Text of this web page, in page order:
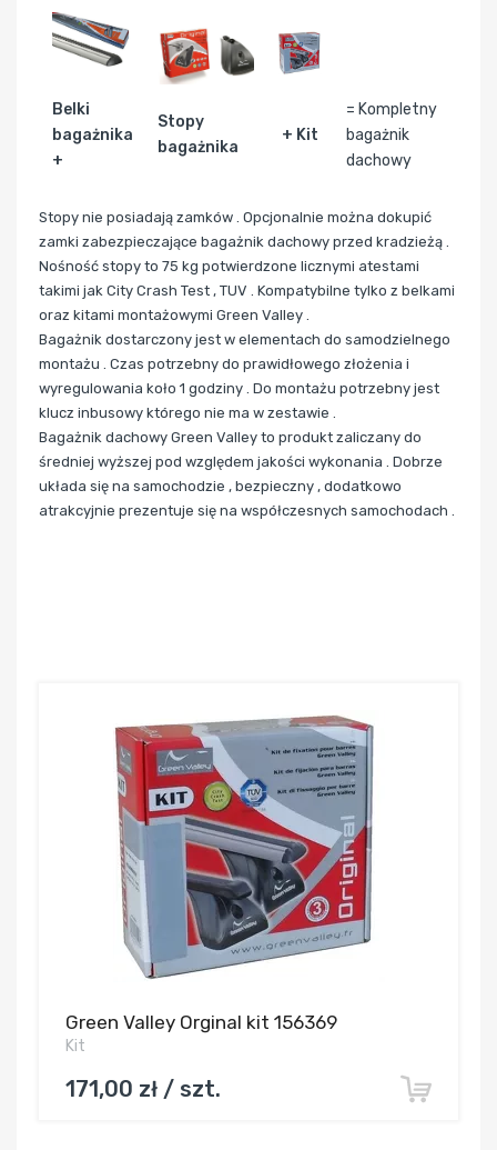
Belki
bagażnika
+
Stopy
bagażnika
+ Kit
= Kompletny
bagażnik
dachowy
Stopy nie posiadają zamków . Opcjonalnie można dokupić
zamki zabezpieczające bagażnik dachowy przed kradzieżą .
Nośność stopy to 75 kg potwierdzone licznymi atestami
takimi jak City Crash Test , TUV . Kompatybilne tylko z belkami
oraz kitami montażowymi Green Valley .
Bagażnik dostarczony jest w elementach do samodzielnego
montażu . Czas potrzebny do prawidłowego złożenia i
wyregulowania koło 1 godziny . Do montażu potrzebny jest
klucz inbusowy którego nie ma w zestawie .
Bagażnik dachowy Green Valley to produkt zaliczany do
średniej wyższej pod względem jakości wykonania . Dobrze
układa się na samochodzie , bezpieczny , dodatkowo
atrakcyjnie prezentuje się na współczesnych samochodach .
Green Valley Orginal kit 156369
Kit
171,00 zł / szt.